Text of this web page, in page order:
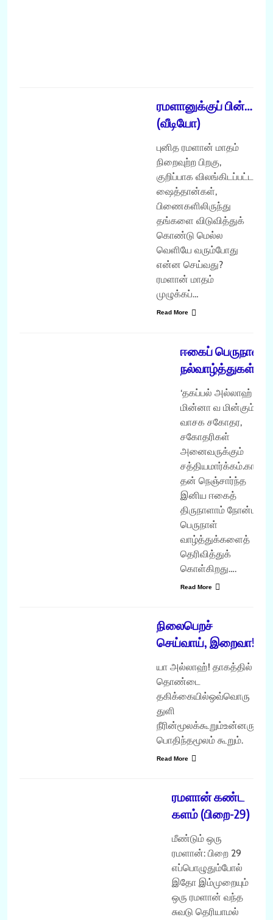
ரமளானுக்குப் பின்…
(வீடியோ)
புனித ரமளான் மாதம்
நிறைவுற்ற பிறகு,
குறிப்பாக விலங்கிடப்பட்ட
ஷைத்தான்கள்,
பிணைகளிலிருந்து
தங்களை விடுவித்துக்
கொண்டு மெல்ல
வெளியே வரும்போது
என்ன செய்வது?
ரமளான் மாதம்
முழுக்கப்…
Read More
ஈகைப் பெருநாள்
நல்வாழ்த்துகள்!
‘தகப்பல் அல்லாஹ்
மின்னா வ மின்கும்’
வாசக சகோதர,
சகோதரிகள்
அனைவருக்கும்
சத்தியமார்க்கம்.காம்
தன் நெஞ்சார்ந்த
இனிய ஈகைத்
திருநாளாம் நோன்புப்
பெருநாள்
வாழ்த்துக்களைத்
தெரிவித்துக்
கொள்கிறது….
Read More
நிலைபெறச்
செய்வாய், இறைவா!
யா அல்லாஹ்! தாகத்தில்
தொண்டை
தகிக்கையில்ஒவ்வொரு
துளி
நீரின்மூலக்கூறும்உன்னருள்
பொதிந்தமூலம் கூறும்.
Read More
ரமளான் கண்ட
களம் (பிறை-29)
மீண்டும் ஒரு
ரமளான்: பிறை 29
எப்பொழுதும்போல்
இதோ இம்முறையும்
ஒரு ரமளான் வந்த
சுவடு தெரியாமல்